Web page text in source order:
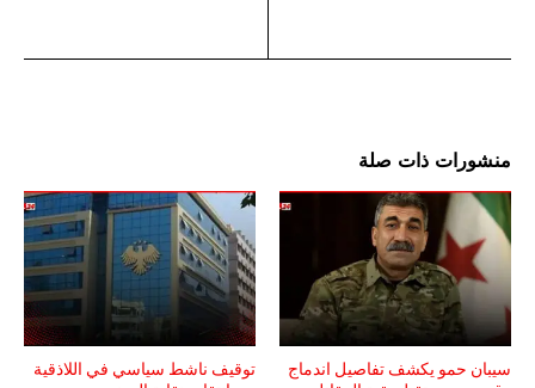
منشورات ذات صلة
سيبان حمو يكشف تفاصيل اندماج
توقيف ناشط سياسي في اللاذقية